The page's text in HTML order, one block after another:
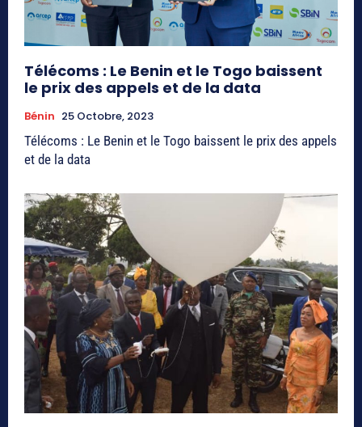
Télécoms : Le Benin et le Togo baissent
le prix des appels et de la data
Bénin 25 Octobre, 2023
Télécoms : Le Benin et le Togo baissent le prix des appels
et de la data